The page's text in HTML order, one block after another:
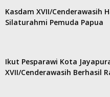
Kasdam XVII/Cenderawasih
Silaturahmi Pemuda Papua
Ikut Pesparawi Kota
XVII/Cenderawasih Berhasil